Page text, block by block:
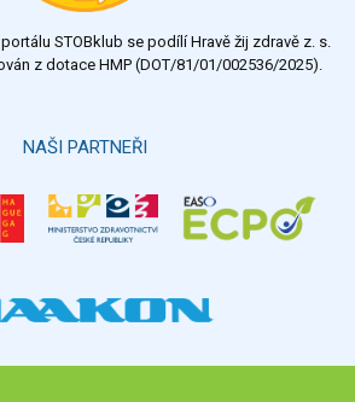
Všechny ankety
STOBklub se podílí Hravě žij zdravě z. s.
z dotace HMP (DOT/81/01/002536/2025).
NAŠI PARTNEŘI